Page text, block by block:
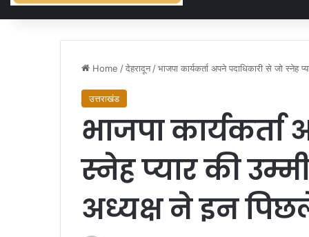
Home /देहरादून /भाजपा कार्यकर्ता अपने पदाधिकारी से जो स्नेह
उत्तराखंड
भाजपा कार्यकर्ता
स्नेह प्यार की
अध्यक्ष ने इन